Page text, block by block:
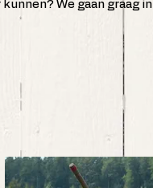
We gaan graag in